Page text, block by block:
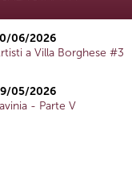
06/2026
a Villa Borghese #3
05/2026
- Parte V